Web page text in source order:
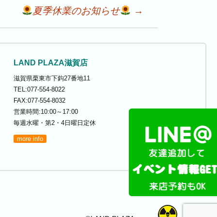
夏季休業のお知らせ →
LAND PLAZA滋賀店
滋賀県栗東市下鈎27番地11
TEL:077-554-8022
FAX:077-554-8032
営業時間:10:00～17:00
毎週水曜・第2・4日曜日定休
more info